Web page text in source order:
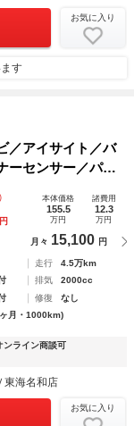
お気に入り
す
アイサイト／バ
ーセンサー／パワ
ト／ステアリン
本体価格
155.5
万円
諸費用
12.3
万円
月々 15,100 円
走行
4.5万km
排気
2000cc
修復
なし
月・1000km)
ンライン商談可
海名和店
お気に入り